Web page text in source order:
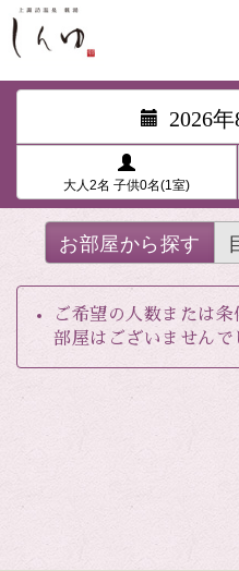
2026
大人2名 子供0名(1室)
お部屋から探す
ご希望の人数または
部屋はございませんで